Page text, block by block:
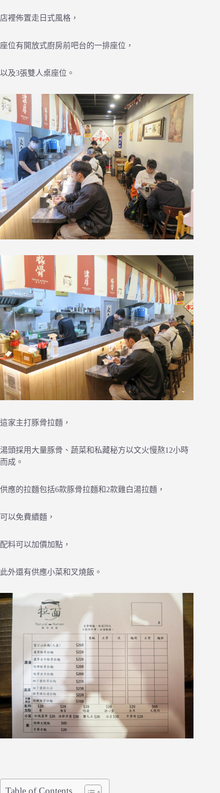
店裡佈置走日式風格，
座位有開放式廚房前吧台的一排座位，
以及3張雙人桌座位。
這家主打豚骨拉麵，
湯頭採用大量豚骨、蔬菜和私藏秘方以文火慢熬12小時
而成。
供應的拉麵包括6款豚骨拉麵和2款雞白湯拉麵，
可以免費續麵，
配料可以加價加點，
此外還有供應小菜和叉燒飯。
Table of Contents